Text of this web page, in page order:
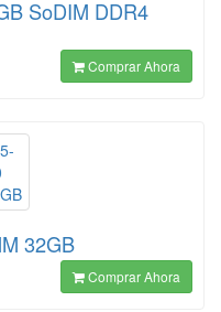
SoDIM DDR4
Comprar Ahora
32GB
Comprar Ahora